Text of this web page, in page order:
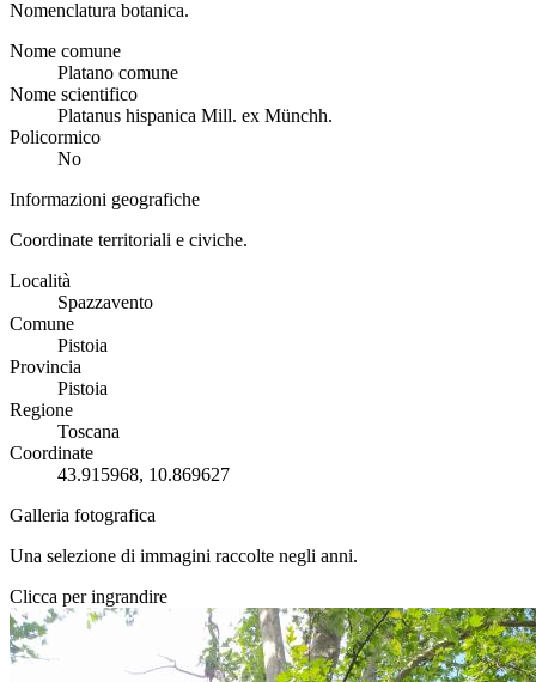
Nomenclatura botanica.
Nome comune
Platano comune
Nome scientifico
Platanus hispanica Mill. ex Münchh.
Policormico
No
Informazioni geografiche
Coordinate territoriali e civiche.
Località
Spazzavento
Comune
Pistoia
Provincia
Pistoia
Regione
Toscana
Coordinate
43.915968, 10.869627
Galleria fotografica
Una selezione di immagini raccolte negli anni.
Clicca per ingrandire